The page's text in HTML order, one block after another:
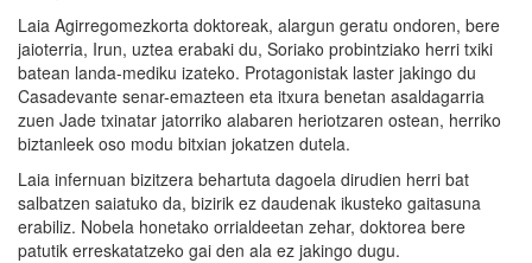
Laia Agirregomezkorta doktoreak, alargun geratu ondoren, bere
jaioterria, Irun, uztea erabaki du, Soriako probintziako herri txiki
batean landa-mediku izateko. Protagonistak laster jakingo du
Casadevante senar-emazteen eta itxura benetan asaldagarria
zuen Jade txinatar jatorriko alabaren heriotzaren ostean, herriko
biztanleek oso modu bitxian jokatzen dutela.
Laia infernuan bizitzera behartuta dagoela dirudien herri bat
salbatzen saiatuko da, bizirik ez daudenak ikusteko gaitasuna
erabiliz. Nobela honetako orrialdeetan zehar, doktorea bere
patutik erreskatatzeko gai den ala ez jakingo dugu.